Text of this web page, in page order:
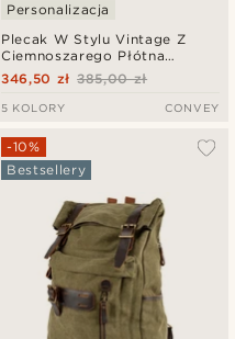
Plecak W Stylu Vintage Z
Ciemnoszarego Płótna
Vintage I Ciemnobrązowej
Skóry
Personalizacja
385,00 zł
346,50 zł
5 KOLORY CONVEY
-10%
Bestsellery